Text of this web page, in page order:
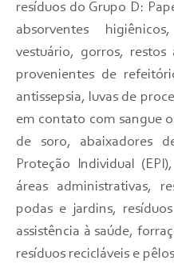
resíduos do Grupo D:
absorventes
vestuário, gorros,
provenientes de
antissepsia, luvas de
em contato com sangue
de soro, abaixadores
Proteção Individual
áreas administrativas,
podas e jardins,
assistência à saúde,
resíduos recicláveis e